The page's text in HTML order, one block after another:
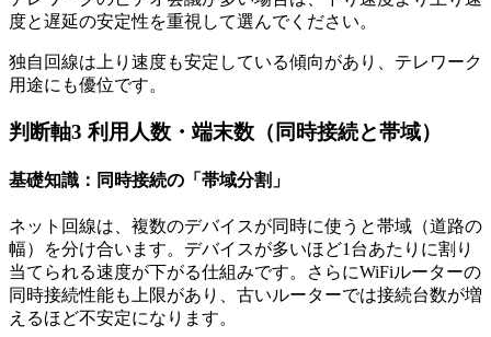
度と遅延の安定性を重視して選んでください。
独自回線は上り速度も安定している傾向があり、テレワーク
用途にも優位です。
判断軸3 利用人数・端末数（同時接続と帯域）
基礎知識：同時接続の「帯域分割」
ネット回線は、複数のデバイスが同時に使うと帯域（道路の
幅）を分け合います。デバイスが多いほど1台あたりに割り
当てられる速度が下がる仕組みです。さらにWiFiルーターの
同時接続性能も上限があり、古いルーターでは接続台数が増
えるほど不安定になります。